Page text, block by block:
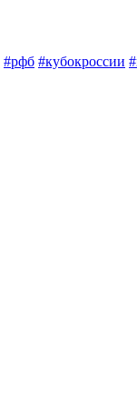
#рфб #кубокроссии